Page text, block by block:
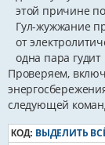
этой причине
Гул-жужжание
от
одна пара
Проверяем,
следующей
КОД: ВЫДЕЛИТЬ